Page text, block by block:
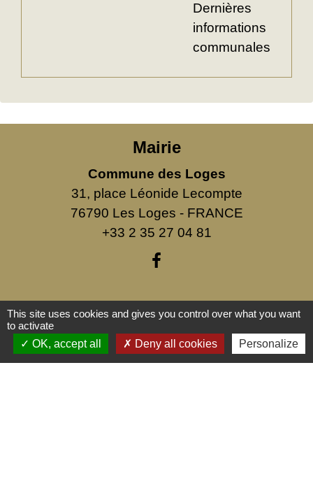
Dernières
informations
communales
Mairie
Commune des Loges
31, place Léonide Lecompte
76790 Les Loges - FRANCE
+33 2 35 27 04 81
Liens
Service public
This site uses cookies and gives you control over what you want
to activate
OK, accept all
Deny all cookies Personalize